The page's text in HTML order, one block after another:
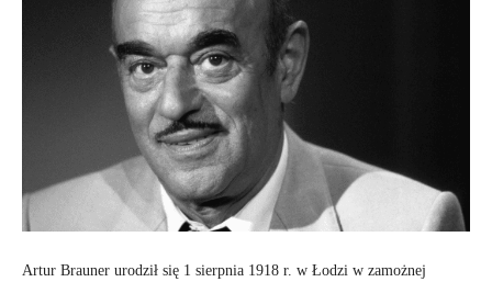
Artur Brauner urodził się 1 sierpnia 1918 r. w Łodzi w zamożnej